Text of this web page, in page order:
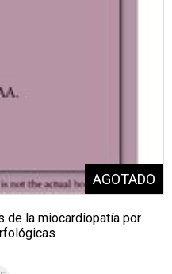
de la miocardiopatía por